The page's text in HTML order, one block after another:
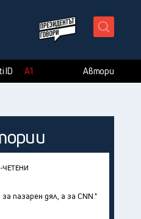
ID А1 Автори
ЧЕТЕНИ
пазарен дял, а за CNN."